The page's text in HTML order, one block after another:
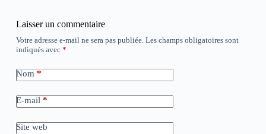
Laisser un commentaire
Votre adresse e-mail ne sera pas publiée. Les champs obligatoires sont
indiqués avec *
Nom *
E-mail *
Site web